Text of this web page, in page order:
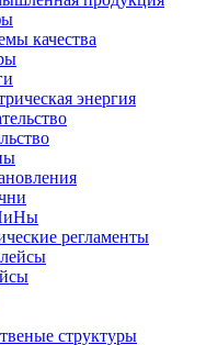
качества
энергия
регламенты